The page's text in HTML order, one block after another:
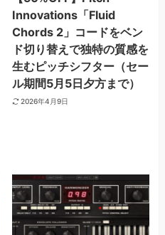
Innovations「Fluid
Chords 2」コードをベン
ド切り替えで独特の質感を
生むピッチシフター（セー
ル期間5月5日夕方まで）
2026年4月9日